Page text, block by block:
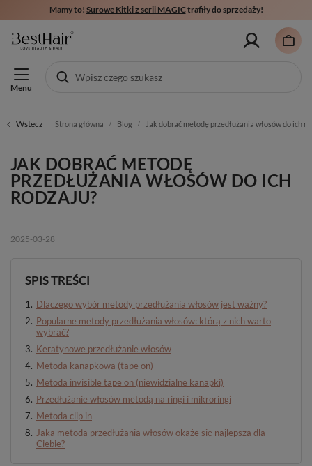
Mamy to! Surowe Kitki z serii MAGICtrafiły do sprzedaży!
Menu
Wstecz Strona główna Blog Jak dobrać metodę przedłużania włosów do ich
JAK DOBRAĆ METODĘ
PRZEDŁUŻANIA WŁOSÓW DO ICH
RODZAJU?
2025-03-28
SPIS TREŚCI
Dlaczego wybór metody przedłużania włosów jest ważny?
Popularne metody przedłużania włosów: którą z nich warto
wybrać?
Keratynowe przedłużanie włosów
Metoda kanapkowa (tape on)
Metoda invisible tape on (niewidzialne kanapki)
Przedłużanie włosów metodą na ringi i mikroringi
Metoda clip in
Jaka metoda przedłużania włosów okaże się najlepsza dla
Ciebie?